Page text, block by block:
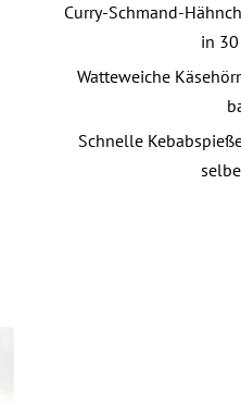
Curry-Schmand-
in
Watteweiche
Schnelle